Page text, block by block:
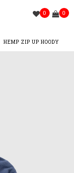
0 0
HEMP ZIP UP HOODY